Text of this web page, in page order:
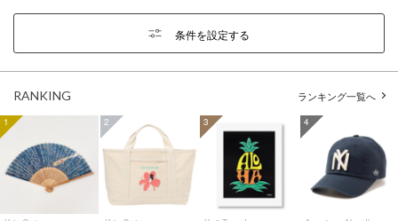
条件を設定する
RANKING ランキング一覧へ
1 2 3 4